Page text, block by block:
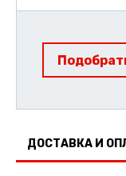
ДОСТАВКА И